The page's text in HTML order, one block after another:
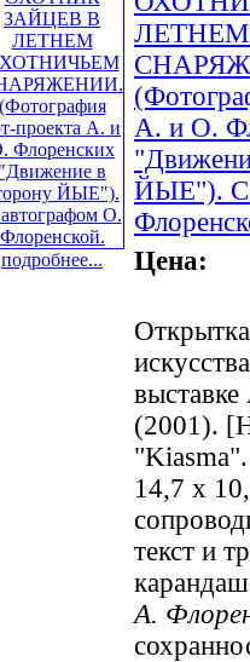
подробнее...
А. и О.
ЙЫЕ"). С
Цена:
(2001).
14,7 х
текст и
А.